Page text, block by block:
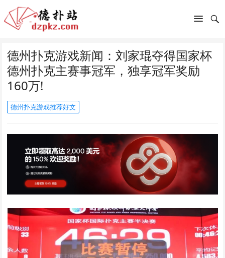
德州扑克游戏新闻：刘家琨夺得国家杯
德州扑克主赛事冠军，独享冠军奖励
160万!
德州扑克游戏推荐好文